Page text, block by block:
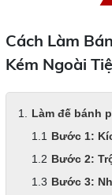
Cách Làm
Kém Ngoài
Làm đế bánh
Bước 1:
Bước 2:
Bước 3: